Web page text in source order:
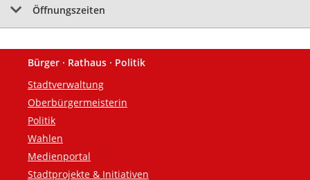
Öffnungszeiten
Fußzeile
Bürger · Rathaus · Politik
Stadtverwaltung
Oberbürgermeisterin
Politik
Wahlen
Medienportal
Stadtprojekte & Initiativen